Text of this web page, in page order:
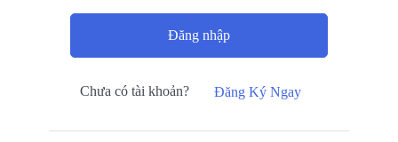
Đăng nhập
Chưa có tài khoản? Đăng Ký Ngay